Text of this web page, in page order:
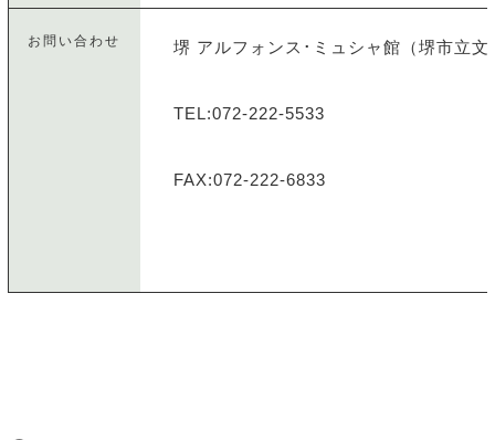
お問い合わせ 堺 アルフォンス･ミュシャ館（堺市立文
TEL:072-222-5533
FAX:072-222-6833